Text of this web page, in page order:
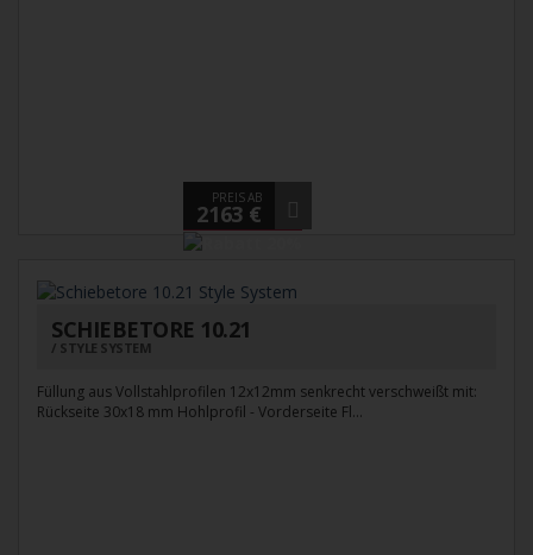
PREIS AB
2163 €
SCHIEBETORE 10.21
STYLE SYSTEM
Füllung aus Vollstahlprofilen 12x12mm senkrecht verschweißt mit:
Rückseite 30x18 mm Hohlprofil - Vorderseite Fl...